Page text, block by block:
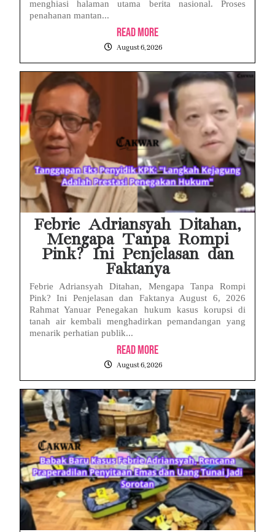
menghiasi halaman utama berita nasional. Proses
penahanan mantan...
Read More
August 6, 2026
Febrie Adriansyah Ditahan,
Mengapa Tanpa Rompi
Pink? Ini Penjelasan dan
Faktanya
Febrie Adriansyah Ditahan, Mengapa Tanpa Rompi
Pink? Ini Penjelasan dan Faktanya August 6, 2026
Rahmat Yanuar Penegakan hukum kasus korupsi di
tanah air kembali menghadirkan pemandangan yang
menarik perhatian publik...
Read More
August 6, 2026